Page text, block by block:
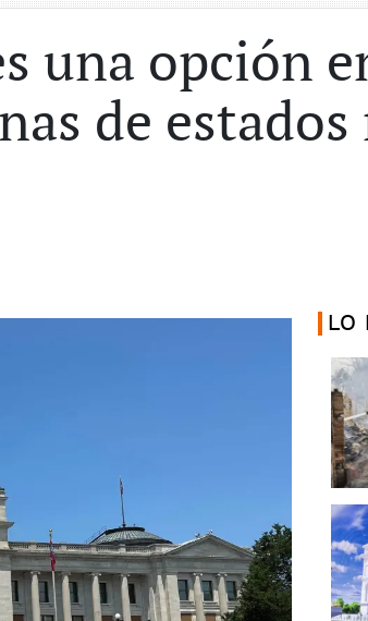
una opción
de
LO